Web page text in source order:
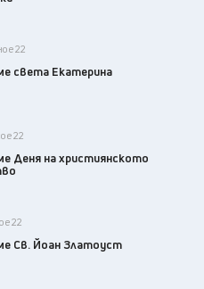
22
света Екатерина
22
Деня на християнското
22
Св. Йоан Златоуст